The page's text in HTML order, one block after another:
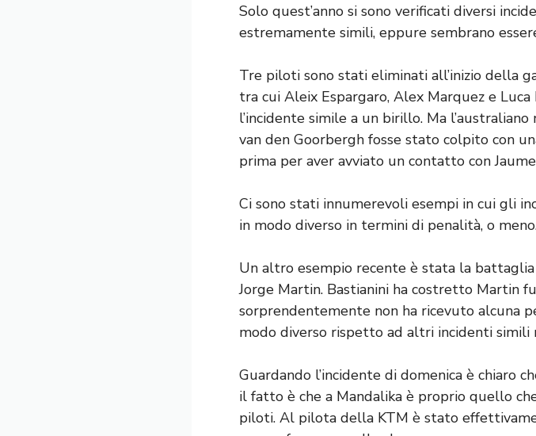
Solo quest’anno si sono verificati diversi
estremamente simili, eppure sembrano
Tre piloti sono stati eliminati all’inizio della
tra cui Aleix Espargaro, Alex Marquez e
l’incidente simile a un birillo. Ma
van den Goorbergh fosse stato colpito con
prima per aver avviato un contatto con
Ci sono stati innumerevoli esempi in cui gli
in modo diverso in termini di penalità, o
Un altro esempio recente è stata la
Jorge Martin. Bastianini ha costretto Martin
sorprendentemente non ha ricevuto alcuna
modo diverso rispetto ad altri incidenti
Guardando l’incidente di domenica è chiaro
il fatto è che a Mandalika è proprio quello
piloti. Al pilota della KTM è stato